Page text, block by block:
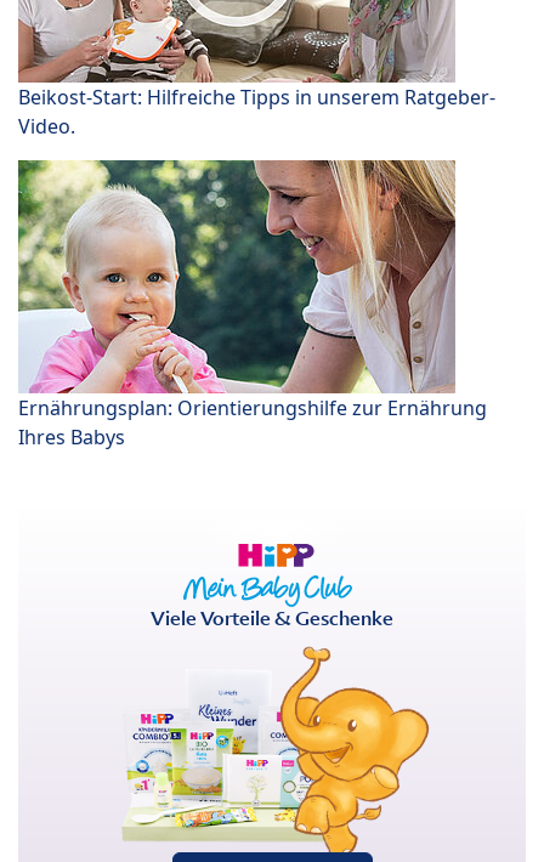
Beikost-Start: Hilfreiche Tipps in unserem Ratgeber-
Video.
Ernährungsplan: Orientierungshilfe zur Ernährung
Ihres Babys
Viele Vorteile & Geschenke